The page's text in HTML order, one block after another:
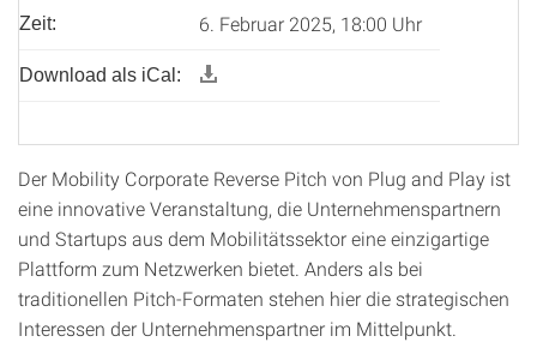
Zeit: 6. Februar 2025, 18:00 Uhr
Download als iCal:
Der Mobility Corporate Reverse Pitch von Plug and Play ist
eine innovative Veranstaltung, die Unternehmenspartnern
und Startups aus dem Mobilitätssektor eine einzigartige
Plattform zum Netzwerken bietet. Anders als bei
traditionellen Pitch-Formaten stehen hier die strategischen
Interessen der Unternehmenspartner im Mittelpunkt.